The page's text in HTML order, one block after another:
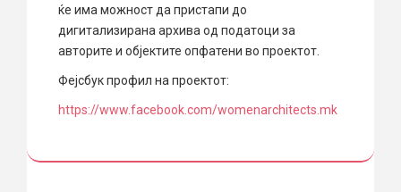
ќе има можност да пристапи до
дигитализирана архива од податоци за
авторите и објектите опфатени во проектот.
Фејсбук профил на проектот:
https://www.facebook.com/womenarchitects.mk